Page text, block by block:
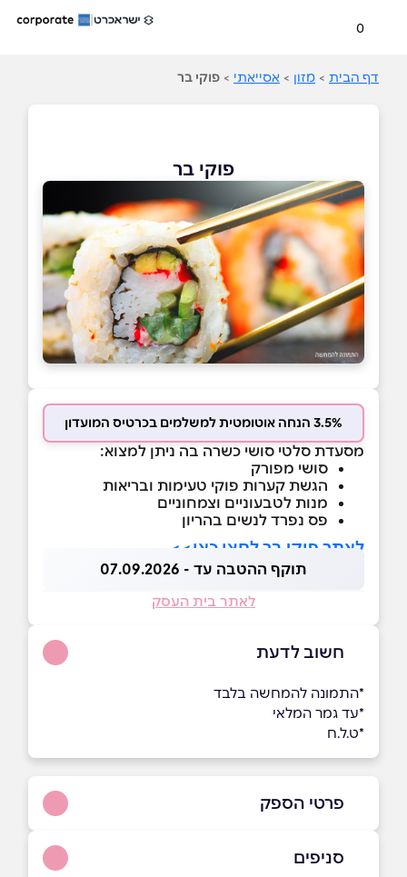
0
דף הבית > מזון > אסייאתי > פוקי בר
פוקי בר
3.5% הנחה אוטומטית למשלמים בכרטיס המועדון
מסעדת סלטי סושי כשרה בה ניתן למצוא:
סושי מפורק
הגשת קערות פוקי טעימות ובריאות
מנות לטבעוניים וצמחוניים
פס נפרד לנשים בהריון
לאתר פוקי בר לחצו כאן>>
תוקף ההטבה עד - 07.09.2026
לאתר בית העסק
חשוב לדעת
*התמונה להמחשה בלבד
*עד גמר המלאי
*ט.ל.ח
פרטי הספק
סניפים